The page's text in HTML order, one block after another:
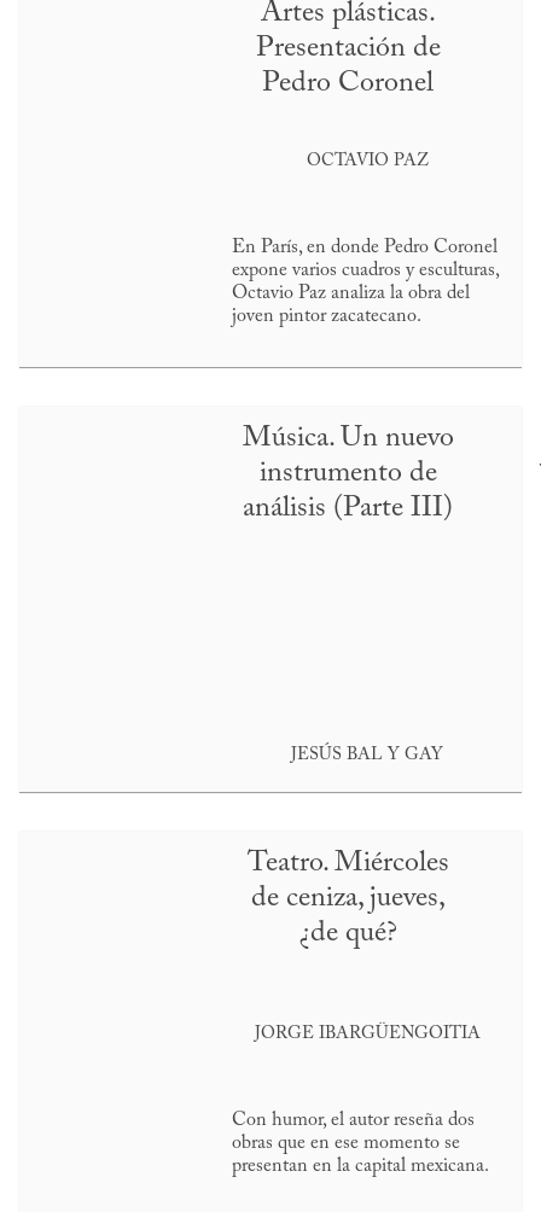
Artes plásticas.
Presentación de
Pedro Coronel
OCTAVIO PAZ
En París, en donde Pedro Coronel
expone varios cuadros y esculturas,
Octavio Paz analiza la obra del
joven pintor zacatecano.
Música. Un nuevo
instrumento de
análisis (Parte III)
JESÚS BAL Y GAY
Teatro. Miércoles
de ceniza, jueves,
¿de qué?
JORGE IBARGÜENGOITIA
Con humor, el autor reseña dos
obras que en ese momento se
presentan en la capital mexicana.